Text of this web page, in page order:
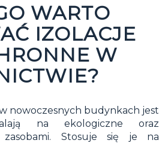
WARTO
IZOLACJE
W
nowoczesnych budynkach jest
na ekologiczne oraz
zasobami. Stosuje się je na